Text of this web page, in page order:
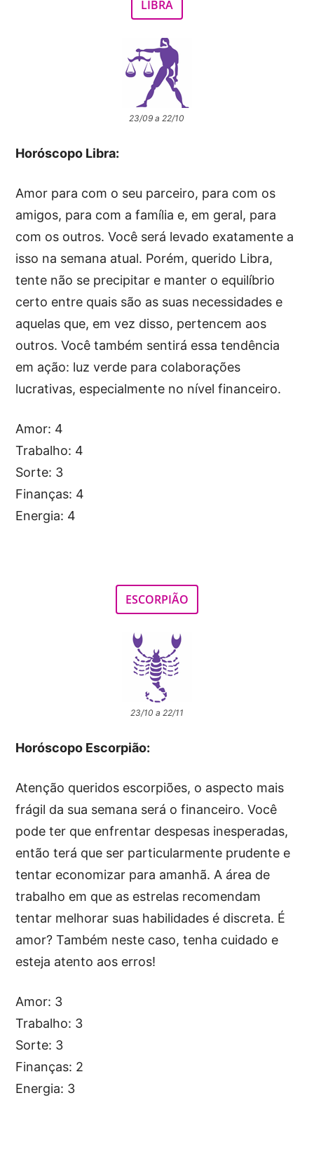
LIBRA
23/09 a 22/10
Horóscopo Libra:
Amor para com o seu parceiro, para com os
amigos, para com a família e, em geral, para
com os outros. Você será levado exatamente a
isso na semana atual. Porém, querido Libra,
tente não se precipitar e manter o equilíbrio
certo entre quais são as suas necessidades e
aquelas que, em vez disso, pertencem aos
outros. Você também sentirá essa tendência
em ação: luz verde para colaborações
lucrativas, especialmente no nível financeiro.
Amor: 4
Trabalho: 4
Sorte: 3
Finanças: 4
Energia: 4
ESCORPIÃO
23/10 a 22/11
Horóscopo Escorpião:
Atenção queridos escorpiões, o aspecto mais
frágil da sua semana será o financeiro. Você
pode ter que enfrentar despesas inesperadas,
então terá que ser particularmente prudente e
tentar economizar para amanhã. A área de
trabalho em que as estrelas recomendam
tentar melhorar suas habilidades é discreta. É
amor? Também neste caso, tenha cuidado e
esteja atento aos erros!
Amor: 3
Trabalho: 3
Sorte: 3
Finanças: 2
Energia: 3